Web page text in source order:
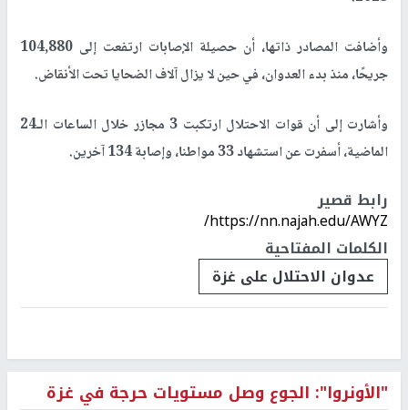
وأضافت المصادر ذاتها، أن حصيلة الإصابات ارتفعت إلى 104,880
جريحًا، منذ بدء العدوان، في حين لا يزال آلاف الضحايا تحت الأنقاض.
وأشارت إلى أن قوات الاحتلال ارتكبت 3 مجازر خلال الساعات الـ24
الماضية، أسفرت عن استشهاد 33 مواطنا، وإصابة 134 آخرين.
رابط قصير
https://nn.najah.edu/AWYZ/
الكلمات المفتاحية
عدوان الاحتلال على غزة
"الأونروا": الجوع وصل مستويات حرجة في غزة